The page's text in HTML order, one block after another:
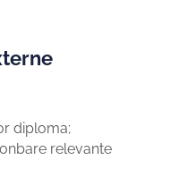
diploma;
relevante